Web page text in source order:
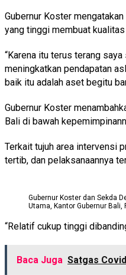
Gubernur Koster
yang tinggi membuat kualitas
“Karena itu terus terang
meningkatkan pendapatan
baik itu adalah aset begitu
Gubernur Koster
Bali di bawah
Terkait tujuh area intervensi
tertib, dan pelaksanaannya
Gubernur Koster dan Sekda
Utama, Kantor Gubernur
“Relatif cukup tinggi
Baca Juga Satgas